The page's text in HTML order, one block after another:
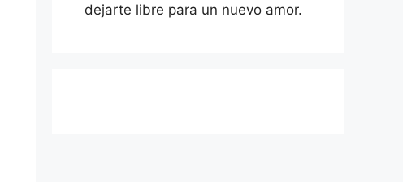
dejarte libre para un nuevo amor.